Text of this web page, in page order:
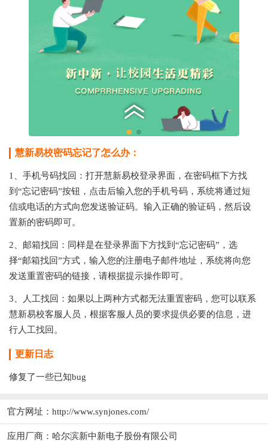
慧新易校密码忘记了怎么办：
1、手机号码找回：打开慧新易校登录界面，在密码框下方找
到“忘记密码”按钮，点击后输入您的手机号码，系统将通过短
信或电话的方式向您发送验证码。输入正确的验证码，然后设
置新的密码即可。
2、邮箱找回：同样是在登录界面下方找到“忘记密码”，选
择“邮箱找回”方式，输入您的注册电子邮件地址，系统将向您
发送重置密码的链接，请根据提示操作即可。
3、人工找回：如果以上两种方式都无法重置密码，您可以联系
慧新易校客服人员，根据客服人员的要求提供必要的信息，进
行人工找回。
更新日志
修复了一些已知bug
官方网址： http://www.synjones.com/
应用厂商： 哈尔滨新中新电子股份有限公司